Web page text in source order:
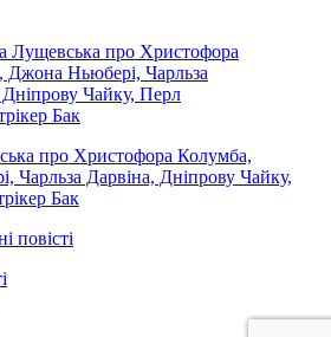
про Христофора Колумба,
Чарльза Дарвіна, Дніпрову Чайку,
Бак